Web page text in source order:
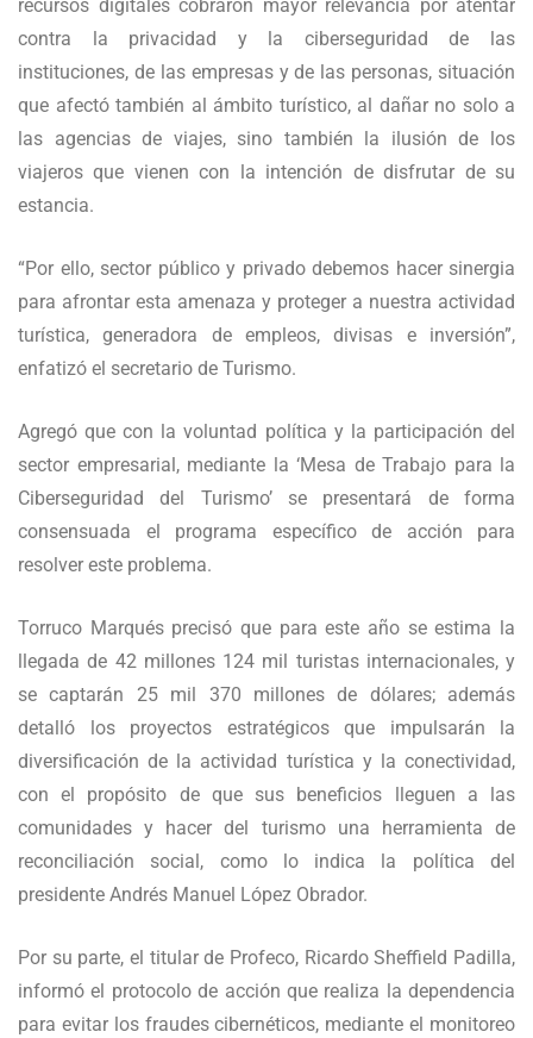
recursos digitales cobraron mayor relevancia por atentar
contra la privacidad y la ciberseguridad de las
instituciones, de las empresas y de las personas, situación
que afectó también al ámbito turístico, al dañar no solo a
las agencias de viajes, sino también la ilusión de los
viajeros que vienen con la intención de disfrutar de su
estancia.
“Por ello, sector público y privado debemos hacer sinergia
para afrontar esta amenaza y proteger a nuestra actividad
turística, generadora de empleos, divisas e inversión”,
enfatizó el secretario de Turismo.
Agregó que con la voluntad política y la participación del
sector empresarial, mediante la ‘Mesa de Trabajo para la
Ciberseguridad del Turismo’ se presentará de forma
consensuada el programa específico de acción para
resolver este problema.
Torruco Marqués precisó que para este año se estima la
llegada de 42 millones 124 mil turistas internacionales, y
se captarán 25 mil 370 millones de dólares; además
detalló los proyectos estratégicos que impulsarán la
diversificación de la actividad turística y la conectividad,
con el propósito de que sus beneficios lleguen a las
comunidades y hacer del turismo una herramienta de
reconciliación social, como lo indica la política del
presidente Andrés Manuel López Obrador.
Por su parte, el titular de Profeco, Ricardo Sheffield Padilla,
informó el protocolo de acción que realiza la dependencia
para evitar los fraudes cibernéticos, mediante el monitoreo